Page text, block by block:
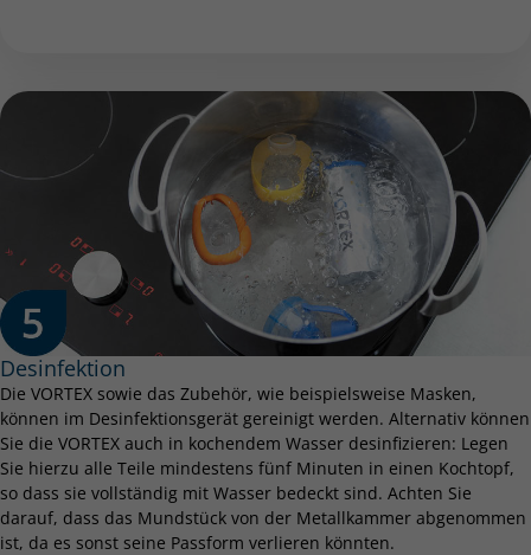
Desinfektion
Die VORTEX sowie das Zubehör, wie beispielsweise Masken,
können im Desinfektionsgerät gereinigt werden.​ Alternativ können
Sie die VORTEX auch in kochendem Wasser desinfizieren: Legen
Sie hierzu alle Teile mindestens fünf Minuten in einen Kochtopf,
so dass sie vollständig mit Wasser bedeckt sind. Achten Sie
darauf, dass das Mundstück von der Metallkammer abgenommen
ist, da es sonst seine Passform verlieren könnten.